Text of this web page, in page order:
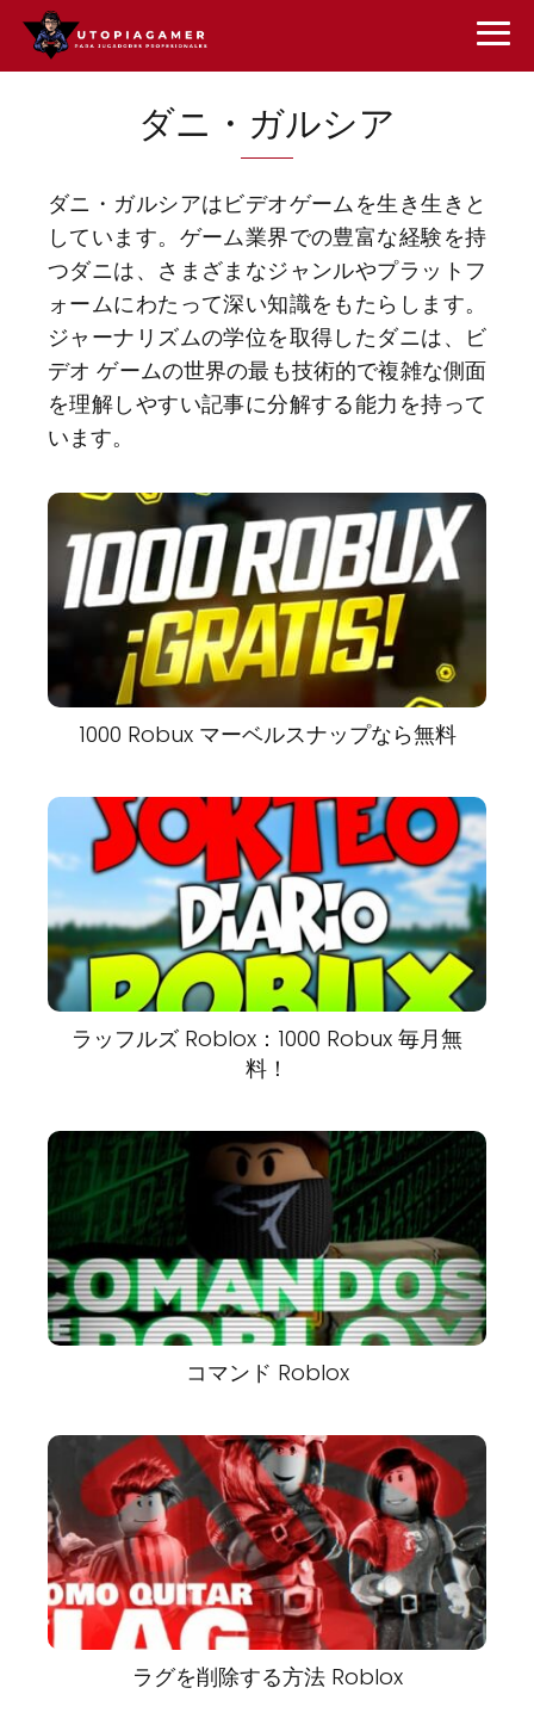
ダニ・ガルシア
ダニ・ガルシアはビデオゲームを生き生きと
しています。ゲーム業界での豊富な経験を持
つダニは、さまざまなジャンルやプラットフ
ォームにわたって深い知識をもたらします。
ジャーナリズムの学位を取得したダニは、ビ
デオ ゲームの世界の最も技術的で複雑な側面
を理解しやすい記事に分解する能力を持って
います。
1000 Robux マーベルスナップなら無料
ラッフルズ Roblox：1000 Robux 毎月無
料！
コマンド Roblox
ラグを削除する方法 Roblox